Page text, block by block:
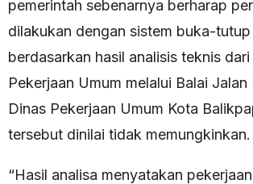
pemerintah sebenarnya berharap
dilakukan dengan sistem buka-tutup
berdasarkan hasil analisis teknis dari
Pekerjaan Umum melalui Balai
Dinas Pekerjaan Umum Kota
tersebut dinilai tidak memungkinkan.
“Hasil analisa menyatakan